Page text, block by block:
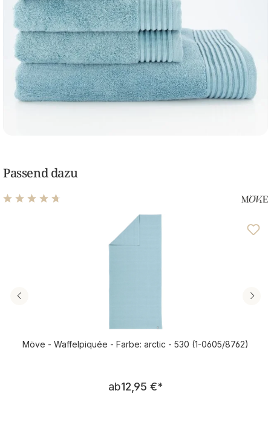
Passend dazu
Durchschnittliche Bewertung von 4.71 von 5 Sternen
Möve - Waffelpiquée - Farbe: arctic - 530 (1-0605/8762)
Regulärer Preis:
ab12,95 €*